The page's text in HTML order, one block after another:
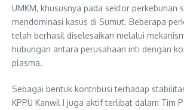
UMKM, khususnya pada sektor perkebunan
mendominasi kasus di Sumut. Beberapa
telah berhasil diselesaikan melalui
hubungan antara perusahaan inti dengan
plasma.
Sebagai bentuk kontribusi terhadap
KPPU Kanwil I juga aktif terlibat dalam Tim